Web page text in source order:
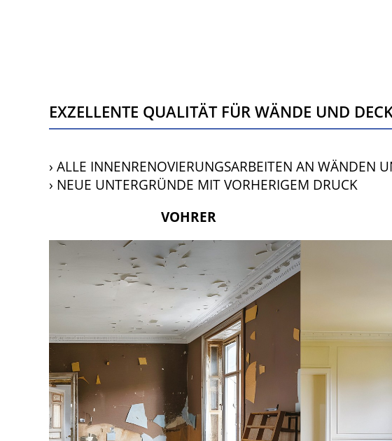
EXZELLENTE QUALITÄT FÜR WÄNDE UND
› ALLE INNENRENOVIERUNGSARBEITEN AN WÄNDEN
› NEUE UNTERGRÜNDE MIT VORHERIGEM DRUCK
VOHRER